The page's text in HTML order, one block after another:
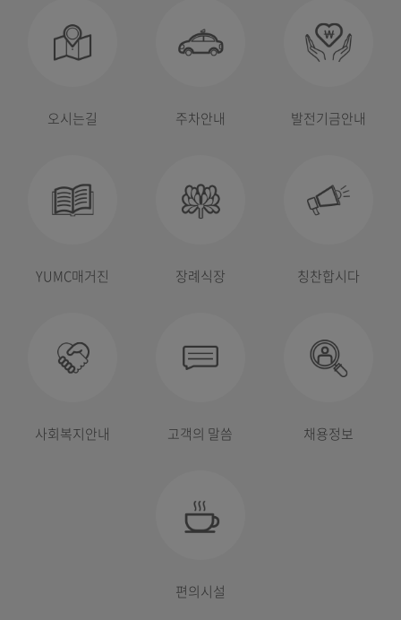
오시는길 주차안내 발전기금안내
YUMC매거진 장례식장 칭찬합시다
사회복지안내 고객의 말씀 채용정보
편의시설